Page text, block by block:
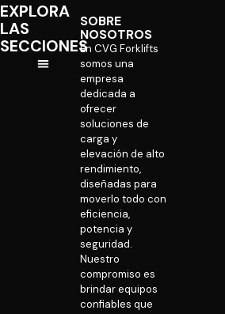
EXPLORA
LAS
SECCIONES
SOBRE
NOSOTROS
En CVG Forklifts
somos una
empresa
dedicada a
ofrecer
soluciones de
carga y
elevación de alto
rendimiento,
diseñadas para
moverlo todo con
eficiencia,
potencia y
seguridad.
Nuestro
compromiso es
brindar equipos
confiables que